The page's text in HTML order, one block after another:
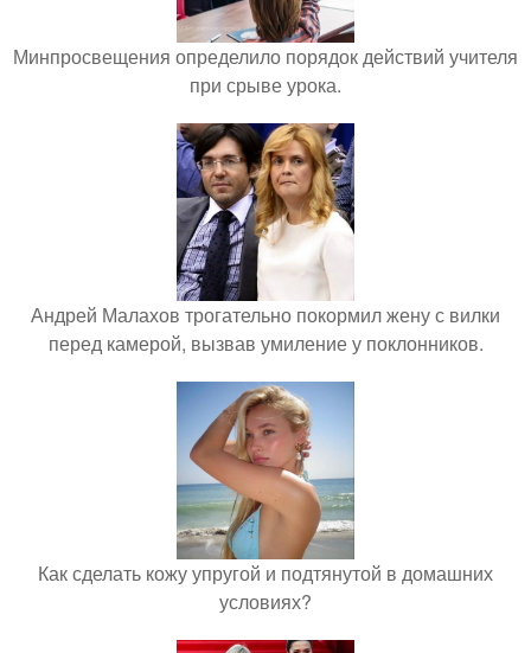
Минпросвещения определило порядок действий учителя
при срыве урока.
Андрей Малахов трогательно покормил жену с вилки
перед камерой, вызвав умиление у поклонников.
Как сделать кожу упругой и подтянутой в домашних
условиях?